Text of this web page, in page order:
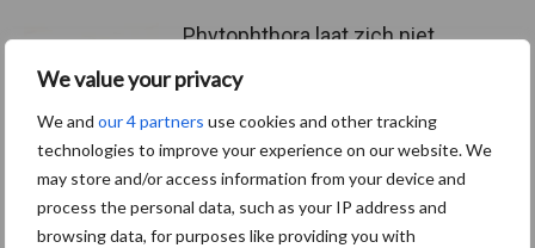
We value your privacy
We and our 4 partners use cookies and other tracking
technologies to improve your experience on our website. We
may store and/or access information from your device and
process the personal data, such as your IP address and
browsing data, for purposes like providing you with
Phytophthora laat zich niet
Phytophthora in
aardappelen: Helianta als